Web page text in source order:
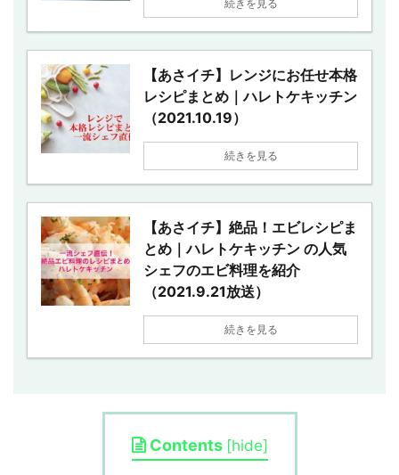
続きを見る
【あさイチ】レンジにお任せ本格
レシピまとめ｜ハレトケキッチン
（2021.10.19）
続きを見る
【あさイチ】絶品！エビレシピま
とめ｜ハレトケキッチン の人気
シェフのエビ料理を紹介
（2021.9.21放送）
続きを見る
Contents [hide]